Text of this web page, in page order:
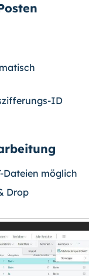
ID
Dateien möglich
Drop